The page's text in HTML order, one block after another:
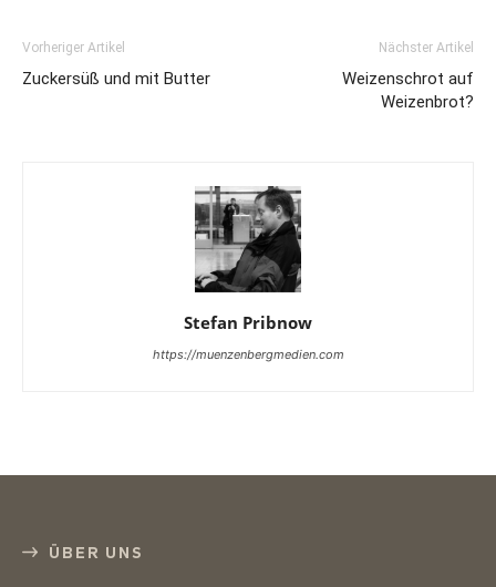
Vorheriger Artikel
Zuckersüß und mit Butter
Nächster Artikel
Weizenschrot auf
Weizenbrot?
Stefan Pribnow
https://muenzenbergmedien.com
ÜBER UNS